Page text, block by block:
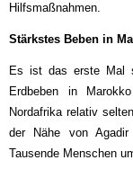
Hilfsmaßnahmen.
Stärkstes Beben in
Es ist das erste Mal
Erdbeben in
Nordafrika relativ
der Nähe von
Tausende Menschen